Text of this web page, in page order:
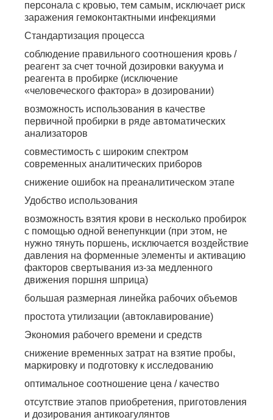
персонала с кровью, тем самым, исключает риск
заражения гемоконтактными инфекциями
Стандартизация процесса
соблюдение правильного соотношения кровь /
реагент за счет точной дозировки вакуума и
реагента в пробирке (исключение
«человеческого фактора» в дозировании)
возможность использования в качестве
первичной пробирки в ряде автоматических
анализаторов
совместимость с широким спектром
современных аналитических приборов
снижение ошибок на преаналитическом этапе
Удобство использования
возможность взятия крови в несколько пробирок
с помощью одной венепункции (при этом, не
нужно тянуть поршень, исключается воздействие
давления на форменные элементы и активацию
факторов свертывания из-за медленного
движения поршня шприца)
большая размерная линейка рабочих объемов
простота утилизации (автоклавирование)
Экономия рабочего времени и средств
снижение временных затрат на взятие пробы,
маркировку и подготовку к исследованию
оптимальное соотношение цена / качество
отсутствие этапов приобретения, приготовления
и дозирования антикоагулянтов